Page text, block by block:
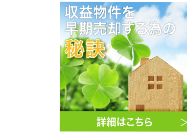
2026年6月8日
★初公開★委任物件★中古戸建★東京都
町田市山崎町1536-21★2,780万円
★リフォーム済★土地151.84㎡
（45.93坪）建物87.17㎡（26.36
坪）★
ご売却物件募集キャンペーン
2026年5月17日
★初公開物件★委任物件★ジュネパレス
淵野辺★6部屋／満室賃貸中★平成元年
3月築★満室時の月額賃料261,000
円・年額賃料3,132,000円★満室時の
利回り7.67％★神奈川県相模原市中央
区淵野辺1-13-15★4,080万円★